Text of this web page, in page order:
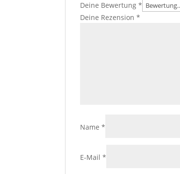
Deine Bewertung*
Deine Rezension*
Name*
E-Mail*